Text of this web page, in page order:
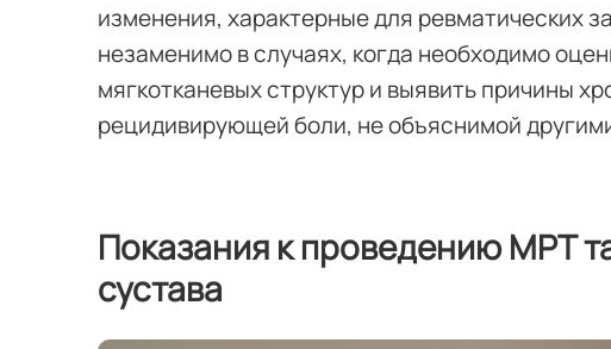
изменения, характерные для ревматических
незаменимо в случаях, когда необходимо
мягкотканевых структур и выявить причины
рецидивирующей боли, не объяснимой
Показания к проведению МРТ
сустава